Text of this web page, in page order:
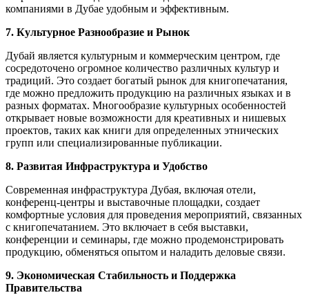
компаниями в Дубае удобным и эффективным.
7. Культурное Разнообразие и Рынок
Дубай является культурным и коммерческим центром, где
сосредоточено огромное количество различных культур и
традиций. Это создает богатый рынок для книгопечатания,
где можно предложить продукцию на различных языках и в
разных форматах. Многообразие культурных особенностей
открывает новые возможности для креативных и нишевых
проектов, таких как книги для определенных этнических
групп или специализированные публикации.
8. Развитая Инфраструктура и Удобство
Современная инфраструктура Дубая, включая отели,
конференц-центры и выставочные площадки, создает
комфортные условия для проведения мероприятий, связанных
с книгопечатанием. Это включает в себя выставки,
конференции и семинары, где можно продемонстрировать
продукцию, обменяться опытом и наладить деловые связи.
9. Экономическая Стабильность и Поддержка
Правительства